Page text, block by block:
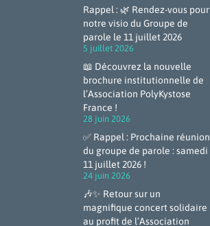
Rappel : 🌿 Rendez-vous pour
notre visio du Groupe de
parole le 11 juillet 2026
5 juillet 2026
📖 Découvrez la nouvelle
brochure institutionnelle de
l’Association PolyKystose
France !
28 juin 2026
✅ Rappel : Prochaine réunion
du groupe de parole : samedi
11 juillet 2026 !
24 juin 2026
🎶✨ Retour sur un
magnifique concert solidaire
au profit de l’Association